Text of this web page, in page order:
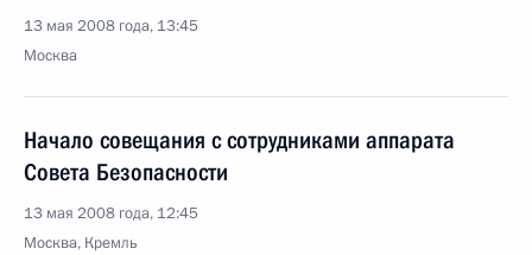
13 мая 2008 года, 13:45
Москва
Начало совещания с сотрудниками аппарата
Совета Безопасности
13 мая 2008 года, 12:45
Москва, Кремль